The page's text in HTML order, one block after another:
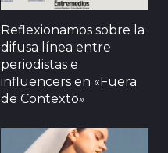
Reflexionamos sobre la
difusa línea entre
periodistas e
influencers en «Fuera
de Contexto»